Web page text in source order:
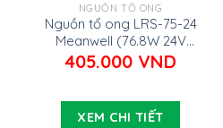
NGUỒN TỔ ONG
Nguồn tổ ong LRS-75-24
Meanwell (76.8W 24V
3.2A)
405.000 VND
XEM CHI TIẾT